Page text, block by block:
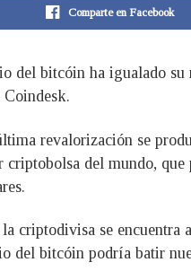
Comparte en Facebook
del bitcóin ha igualado su
revalorización se
criptobolsa del mundo,
criptodivisa se encuentra
del bitcóin podría batir